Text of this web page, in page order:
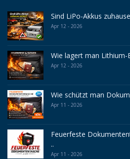
Sind LiPo-Akkus
Apr 12 - 2026
Wie lagert man Lithium-
Apr 12 - 2026
Wie schützt man
Apr 11 - 2026
Feuerfeste
..
Apr 11 - 2026